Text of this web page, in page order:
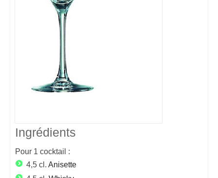
Ingrédients
Pour 1 cocktail :
4,5 cl. Anisette